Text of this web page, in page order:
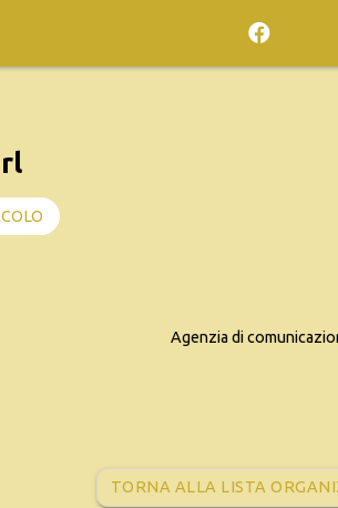
Agenzia di
TORNA ALLA LISTA